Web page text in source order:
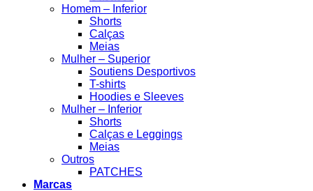
Homem – Inferior
Shorts
Calças
Meias
Mulher – Superior
Soutiens Desportivos
T-shirts
Hoodies e Sleeves
Mulher – Inferior
Shorts
Calças e Leggings
Meias
Outros
PATCHES
Marcas